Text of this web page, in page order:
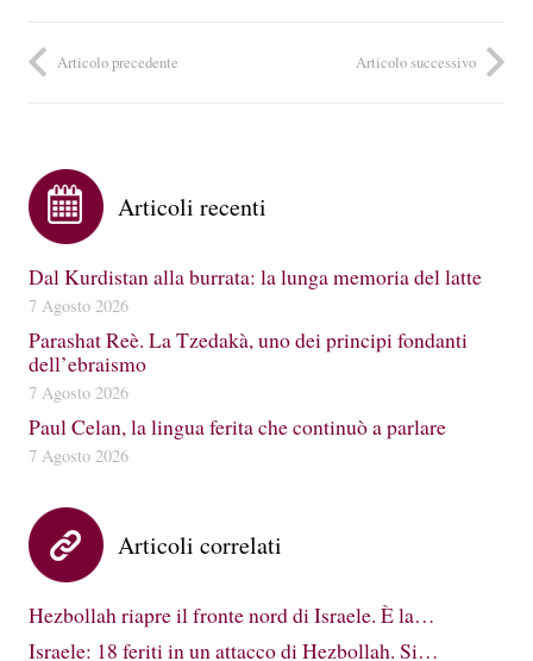
Articolo precedente Articolo successivo
Articoli recenti
Dal Kurdistan alla burrata: la lunga memoria del latte
7 Agosto 2026
Parashat Reè. La Tzedakà, uno dei principi fondanti
dell’ebraismo
7 Agosto 2026
Paul Celan, la lingua ferita che continuò a parlare
7 Agosto 2026
Articoli correlati
Hezbollah riapre il fronte nord di Israele. È la…
Israele: 18 feriti in un attacco di Hezbollah. Si…